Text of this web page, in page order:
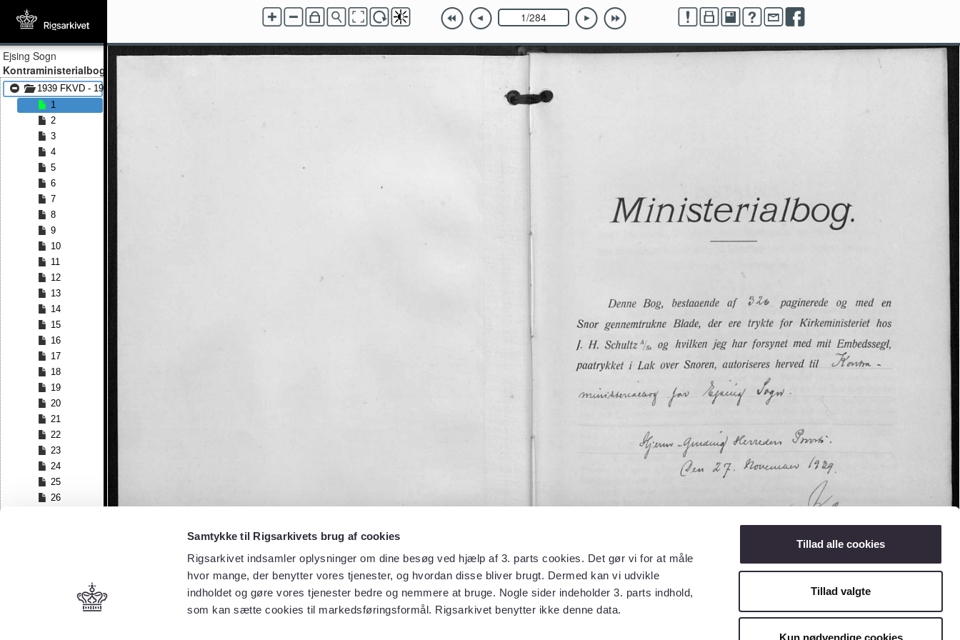
Samtykke til Rigsarkivets brug af cookies
Rigsarkivet indsamler oplysninger om dine besøg ved hjælp af 3. parts cookies. Det gør vi for at måle
hvor mange, der benytter vores tjenester, og hvordan disse bliver brugt. Dermed kan vi udvikle
indholdet og gøre vores tjenester bedre og nemmere at bruge. Nogle sider indeholder 3. parts indhold,
som kan sætte cookies til markedsføringsformål. Rigsarkivet benytter ikke denne data.
Tillad alle cookies
Tillad valgte
Kun nødvendige cookies
Ejsing Sogn
Kontraministerialbog
1939 FKVD - 1954 FKVD
1
2
3
4
5
6
7
8
9
10
11
12
13
14
15
16
17
18
19
20
21
22
23
24
25
26